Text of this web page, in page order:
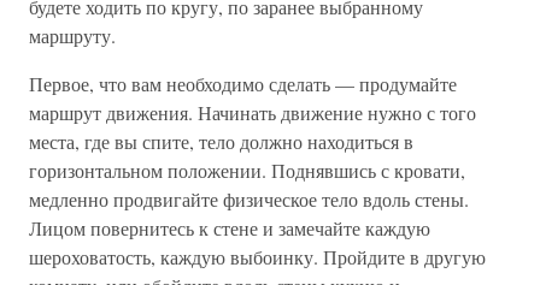
будете ходить по кругу, по заранее выбранному
маршруту.
Первое, что вам необходимо сделать — продумайте
маршрут движения. Начинать движение нужно с того
места, где вы спите, тело должно находиться в
горизонтальном положении. Поднявшись с кровати,
медленно продвигайте физическое тело вдоль стены.
Лицом повернитесь к стене и замечайте каждую
шероховатость, каждую выбоинку. Пройдите в другую